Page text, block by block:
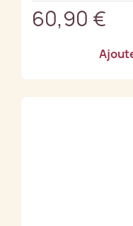
60,90 €